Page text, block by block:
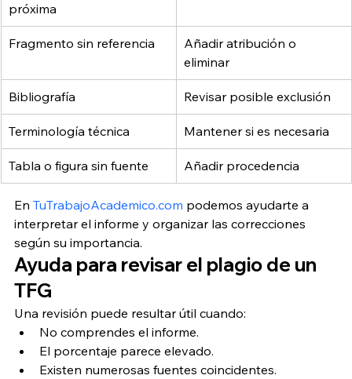
próxima
Fragmento sin referencia
Añadir atribución o
eliminar
Bibliografía Revisar posible exclusión
Terminología técnica Mantener si es necesaria
Tabla o figura sin fuente Añadir procedencia
En TuTrabajoAcademico.com podemos ayudarte a
interpretar el informe y organizar las correcciones
según su importancia.
Ayuda para revisar el plagio de un
TFG
Una revisión puede resultar útil cuando:
No comprendes el informe.
El porcentaje parece elevado.
Existen numerosas fuentes coincidentes.